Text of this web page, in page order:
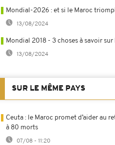
Mondial-2026 : et si le Maroc
13/08/2024
Mondial 2018 - 3 choses à savoir
13/08/2024
SUR LE MÊME PAYS
Ceuta : le Maroc promet d’aider au
à 80 morts
07/08 - 11:20